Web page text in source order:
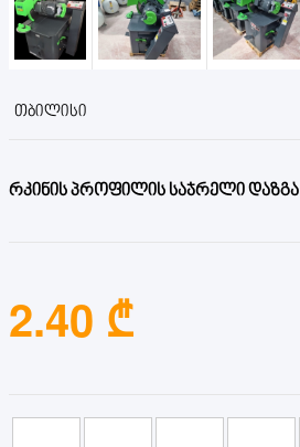
ᲗᲑᲘᲚᲘᲡᲘ
რკინის პროფილის საჯრელი დაზგა
2.40 ₾